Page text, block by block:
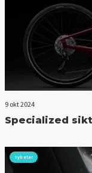
9 okt 2024
Specialized
nyheter